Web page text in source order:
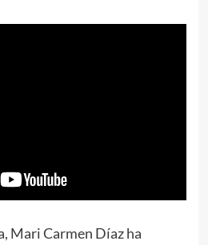
Mari Carmen Díaz ha